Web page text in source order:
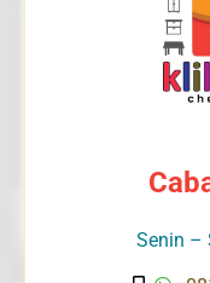
Senin –